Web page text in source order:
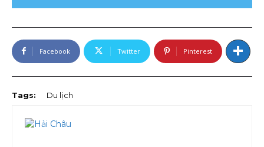
Facebook Twitter Pinterest
Tags: Du lịch